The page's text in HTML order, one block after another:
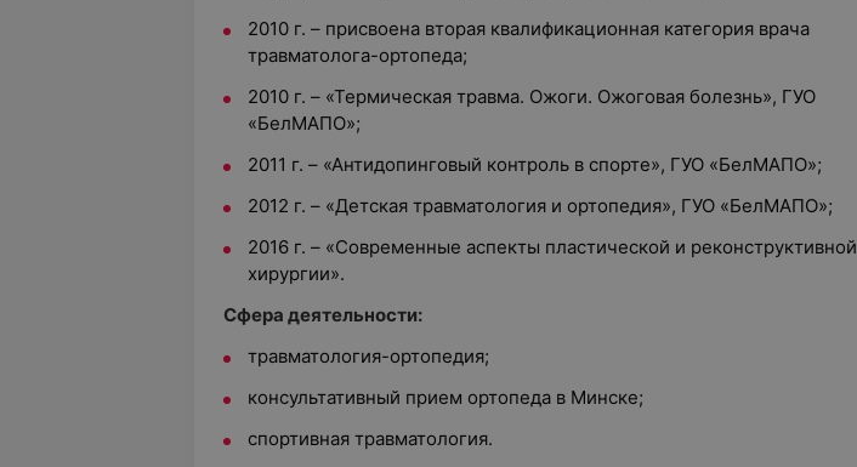
2010 г. – присвоена вторая квалификационная категория врача
травматолога-ортопеда;
2010 г. – «Термическая травма. Ожоги. Ожоговая болезнь», ГУО
«БелМАПО»;
2011 г. – «Антидопинговый контроль в спорте», ГУО «БелМАПО»;
2012 г. – «Детская травматология и ортопедия», ГУО «БелМАПО»;
2016 г. – «Современные аспекты пластической и реконструктивной
хирургии».
Сфера деятельности:
травматология-ортопедия;
консультативный прием ортопеда в Минске;
спортивная травматология.